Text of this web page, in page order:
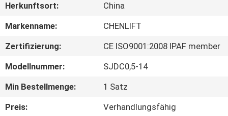
ÜBER
UNS
WERKSBESICHTIGUNG
QUALITÄTSKONTROLLE
Herkunftsort:
China
Markenname:
CHENLIFT
Zertifizierung:
CE ISO9001:2008 IPAF member
Modellnummer:
SJDC0,5-14
Min Bestellmenge:
1 Satz
Preis:
Verhandlungsfähig